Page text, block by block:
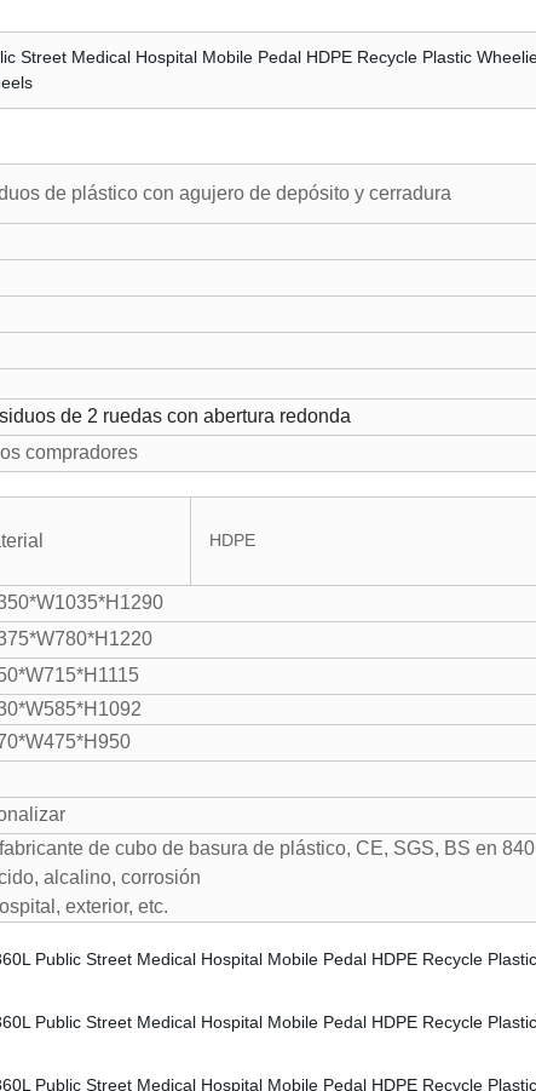
de plástico con agujero de depósito y cerradura
de 2 ruedas con abertura redonda
compradores
HDPE
de cubo de basura de plástico, CE, SGS, BS en 840
alcalino, corrosión
exterior, etc.